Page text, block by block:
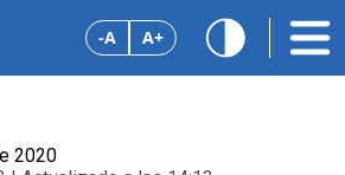
-A A+
2020